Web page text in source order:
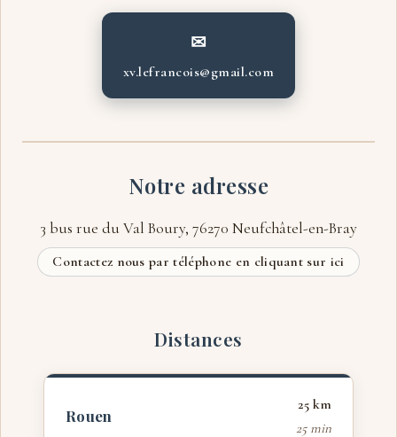
✉
xv.lefrancois@gmail.com
Notre adresse
3 bus rue du Val Boury, 76270 Neufchâtel-en-Bray
Contactez nous par téléphone en cliquant sur ici
Distances
Rouen
25 km
25 min